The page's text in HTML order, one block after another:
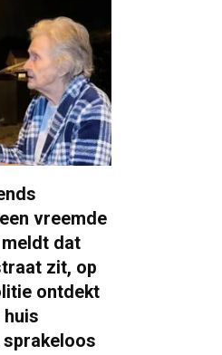
vreemde
dat
zit, op
ontdekt
huis
sprakeloos